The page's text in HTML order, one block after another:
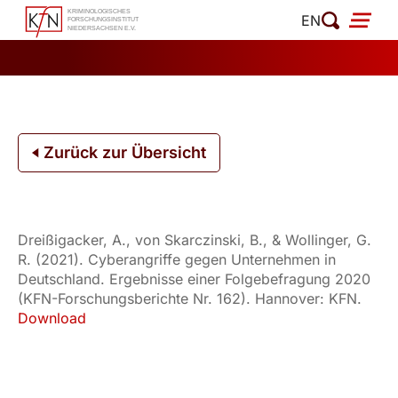
Zum
Inhalt
EN
Zurück zur Übersicht
Dreißigacker, A., von Skarczinski, B., & Wollinger, G.
R. (2021). Cyberangriffe gegen Unternehmen in
Deutschland. Ergebnisse einer Folgebefragung 2020
(KFN-Forschungsberichte Nr. 162). Hannover: KFN.
Download